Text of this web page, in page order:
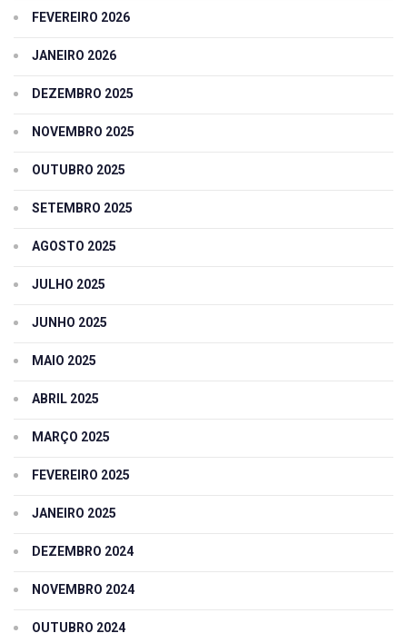
FEVEREIRO 2026
JANEIRO 2026
DEZEMBRO 2025
NOVEMBRO 2025
OUTUBRO 2025
SETEMBRO 2025
AGOSTO 2025
JULHO 2025
JUNHO 2025
MAIO 2025
ABRIL 2025
MARÇO 2025
FEVEREIRO 2025
JANEIRO 2025
DEZEMBRO 2024
NOVEMBRO 2024
OUTUBRO 2024